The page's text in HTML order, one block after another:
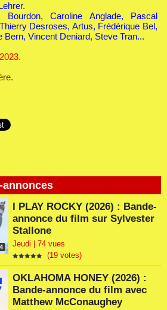
annonces
I PLAY ROCKY (2026) : Bande-
annonce du film sur Sylvester
Stallone
Jeudi | 74 vues
(19 votes)
OKLAHOMA HONEY (2026) :
Bande-annonce du film avec
Matthew McConaughey
Caroline Anglade, Pascal
Desroses, Artus, Frédérique Bel,
Bern, Vincent Deniard, Steve Tran...